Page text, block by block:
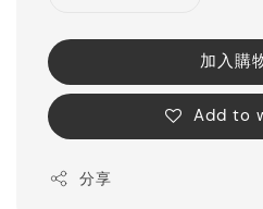
加入購
Add to
分享